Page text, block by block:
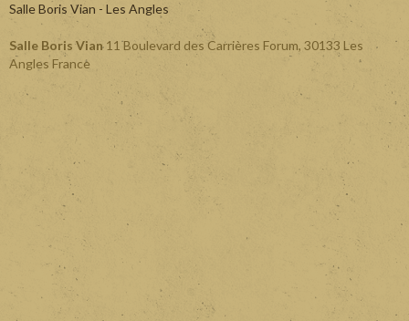
Salle Boris Vian - Les Angles
Salle Boris Vian11 Boulevard des Carrières Forum, 30133 Les
Angles France